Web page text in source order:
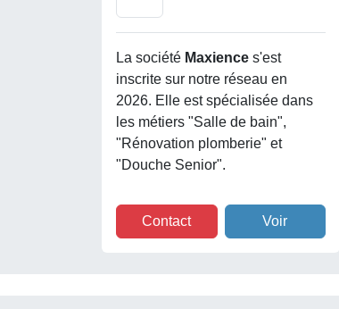
La société Maxience s'est
inscrite sur notre réseau en
2026. Elle est spécialisée dans
les métiers "Salle de bain",
"Rénovation plomberie" et
"Douche Senior".
Contact Voir